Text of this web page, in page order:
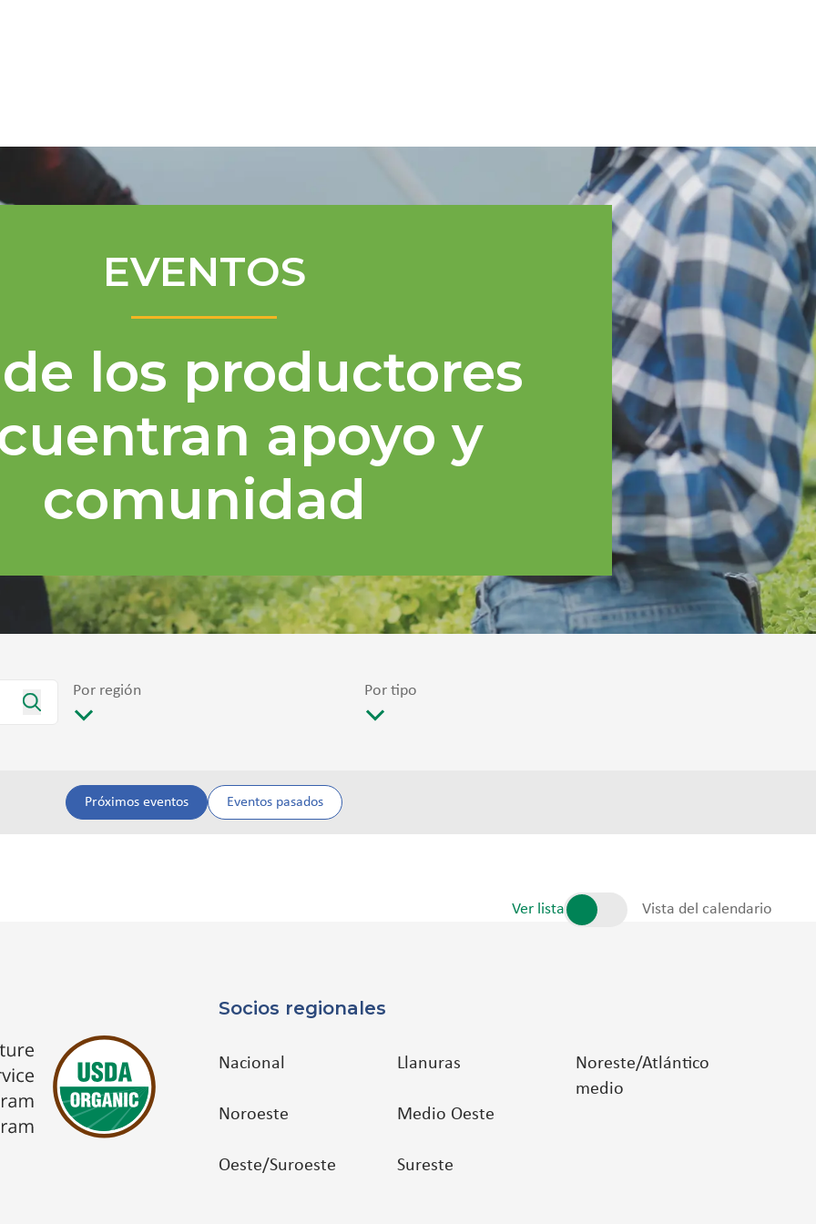
EVENTOS
los productores
apoyo y
comunidad
Por región Por tipo
Próximos eventos Eventos pasados
Ver lista Vista del calendario
Socios regionales
Nacional
Noroeste
Oeste/Suroeste
Llanuras
Medio Oeste
Sureste
Noreste/Atlántico
medio